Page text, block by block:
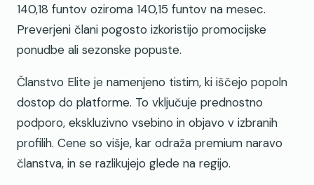
140,18 funtov oziroma 140,15 funtov na mesec.
Preverjeni člani pogosto izkoristijo promocijske
ponudbe ali sezonske popuste.
Članstvo Elite je namenjeno tistim, ki iščejo popoln
dostop do platforme. To vključuje prednostno
podporo, ekskluzivno vsebino in objavo v izbranih
profilih. Cene so višje, kar odraža premium naravo
članstva, in se razlikujejo glede na regijo.